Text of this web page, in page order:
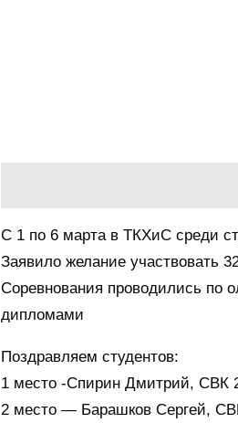
С 1 по 6 марта в ТКХиС среди
Заявило желание участвовать
Соревнования проводились по
дипломами
Поздравляем студентов:
1 место -Спирин Дмитрий, СВК
2 место — Барашков Сергей,